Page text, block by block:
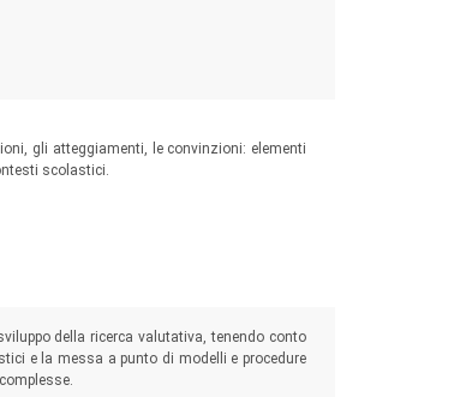
gli atteggiamenti, le convinzioni: elementi
scolastici.
della ricerca valutativa, tenendo conto
e la messa a punto di modelli e procedure